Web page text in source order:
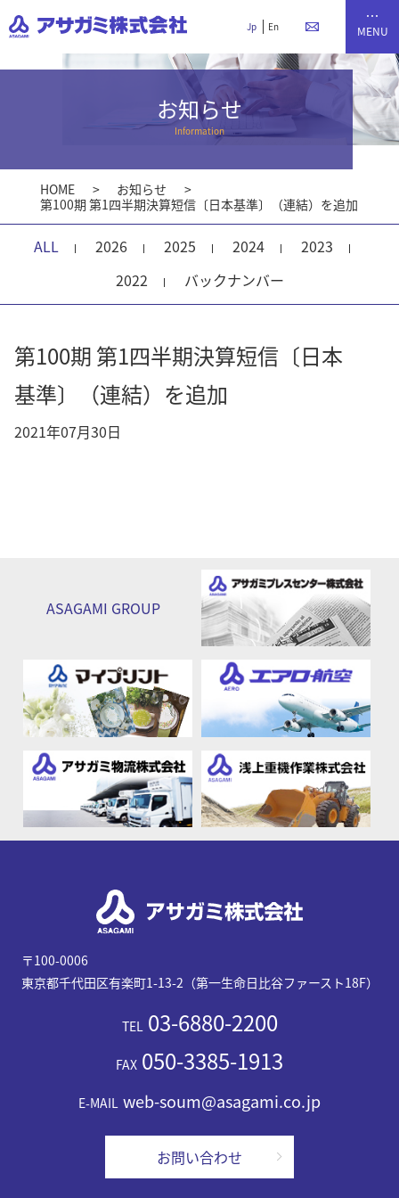
Jp En
お知らせ
Information
HOME
お知らせ
第100期 第1四半期決算短信〔日本基準〕（連結）を追加
ALL 2026 2025 2024
2023
2022
バックナンバー
第100期 第1四半期決算短信〔日本
基準〕（連結）を追加
2021年07月30日
ASAGAMI GROUP
〒100-0006
東京都千代田区有楽町1-13-2（第一生命日比谷ファースト18F）
TEL 03-6880-2200
FAX 050-3385-1913
E-MAIL web-soum@asagami.co.jp
お問い合わせ